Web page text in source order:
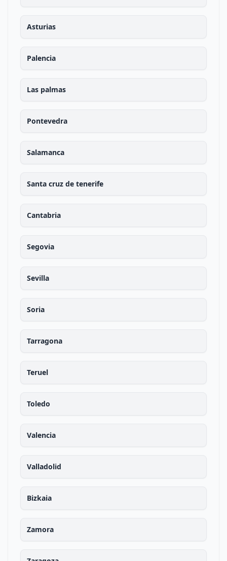
Asturias
Palencia
Las palmas
Pontevedra
Salamanca
Santa cruz de tenerife
Cantabria
Segovia
Sevilla
Soria
Tarragona
Teruel
Toledo
Valencia
Valladolid
Bizkaia
Zamora